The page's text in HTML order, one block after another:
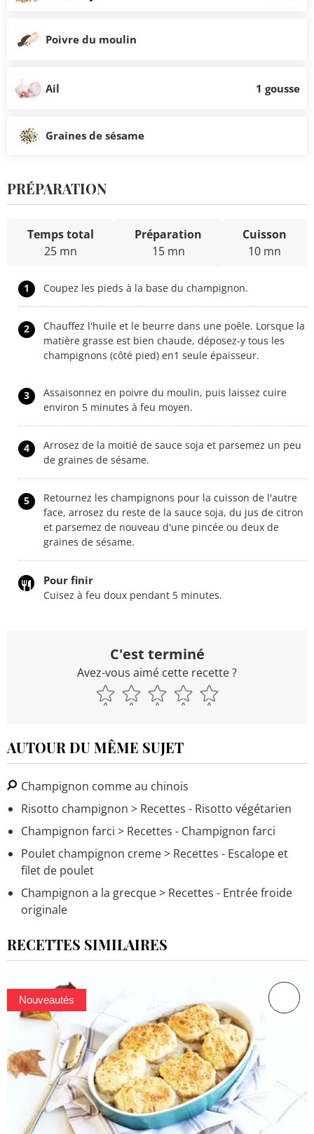
Poivre du moulin
Ail 1 gousse
Graines de sésame
PRÉPARATION
Temps total
25 mn
Préparation
15 mn
Cuisson
10 mn
1 Coupez les pieds à la base du champignon.
2
Chauffez l'huile et le beurre dans une poêle. Lorsque la
matière grasse est bien chaude, déposez-y tous les
champignons (côté pied) en1 seule épaisseur.
3
Assaisonnez en poivre du moulin, puis laissez cuire
environ 5 minutes à feu moyen.
4
Arrosez de la moitié de sauce soja et parsemez un peu
de graines de sésame.
5
Retournez les champignons pour la cuisson de l'autre
face, arrosez du reste de la sauce soja, du jus de citron
et parsemez de nouveau d'une pincée ou deux de
graines de sésame.
Pour finir
Cuisez à feu doux pendant 5 minutes.
C'est terminé
Avez-vous aimé cette recette ?
AUTOUR DU MÊME SUJET
Champignon comme au chinois
Risotto champignon > Recettes - Risotto végétarien
Champignon farci > Recettes - Champignon farci
Poulet champignon creme> Recettes - Escalope et
filet de poulet
Champignon a la grecque> Recettes - Entrée froide
originale
RECETTES SIMILAIRES
Nouveautés